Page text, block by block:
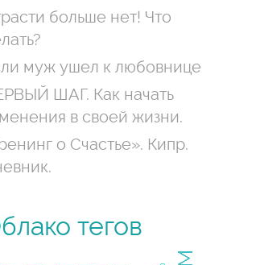
больше нет! Что
муж ушел к любовнице
ШАГ. Как начать
в своей жизни.
о Счастье». Кипр.
тегов